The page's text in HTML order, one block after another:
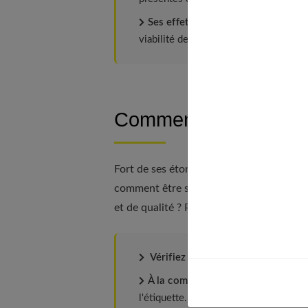
Ses effets anti-cancéreux.
viabilité de certaines cellules
Comment choisir son
Fort de ses étonnantes vertus, le miel
comment être sûr, quand on le trouve
et de qualité ? Pour cela, vous devez
Vérifiez aussi que le miel a été
À la composition du miel.
Il doit
l'étiquette.